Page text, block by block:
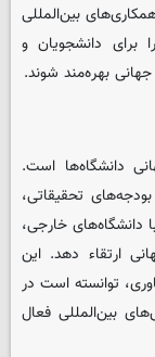
بین‌المللی
برای دانشجویان و
بهره‌مند شوند.
دانشگاه‌ها است.
تحقیقاتی،
دانشگاه‌های خارجی،
ارتقاء دهد. این
توانسته است در
بین‌المللی فعال